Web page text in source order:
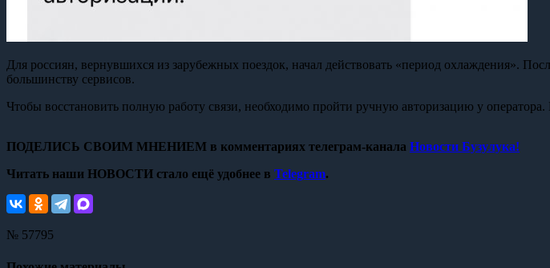
Для россиян, вернувшихся из зарубежных поездок, начал действовать «период охлаждения».
большинству сервисов.
Чтобы восстановить полную работу связи, необходимо пройти ручную авторизацию у
ПОДЕЛИСЬ СВОИМ МНЕНИЕМ в комментариях телеграм-канала Новости Бузулука!
Читать наши НОВОСТИ стало ещё удобнее в Telegram.
№ 57795